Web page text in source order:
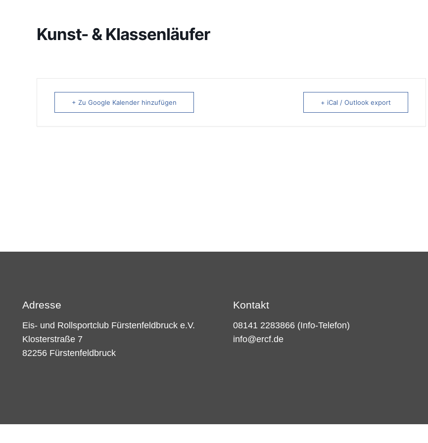
Kunst- & Klassenläufer
+ Zu Google Kalender hinzufügen + iCal / Outlook export
Adresse
Eis- und Rollsportclub Fürstenfeldbruck e.V.
Klosterstraße 7
82256 Fürstenfeldbruck
Kontakt
08141 2283866 (Info-Telefon)
info@ercf.de